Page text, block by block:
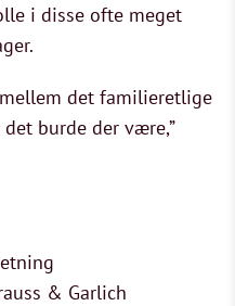
i disse ofte meget
det familieretlige
burde der være,”
& Garlich